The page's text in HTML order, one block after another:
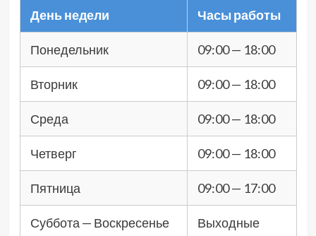
День недели Часы работы
Понедельник 09:00 — 18:00
Вторник 09:00 — 18:00
Среда 09:00 — 18:00
Четверг 09:00 — 18:00
Пятница 09:00 — 17:00
Суббота — Воскресенье Выходные